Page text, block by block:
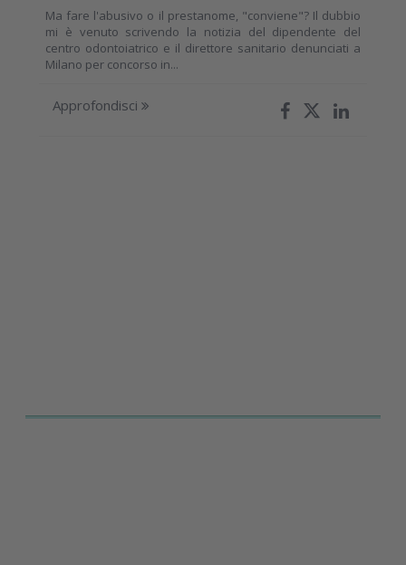
Ma fare l'abusivo o il prestanome, "conviene"? Il dubbio
mi è venuto scrivendo la notizia del dipendente del
centro odontoiatrico e il direttore sanitario denunciati a
Milano per concorso in...
Approfondisci